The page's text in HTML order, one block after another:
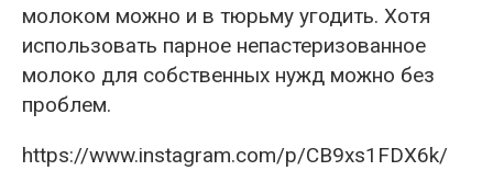
молоком можно и в тюрьму угодить. Хотя
использовать парное непастеризованное
молоко для собственных нужд можно без
проблем.
https://www.instagram.com/p/CB9xs1FDX6k/